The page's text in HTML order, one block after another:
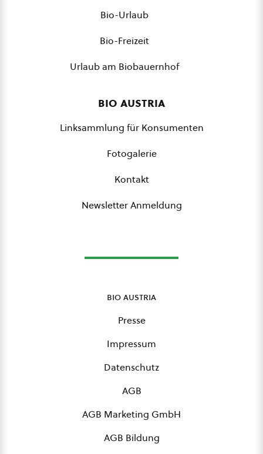
Bio-Urlaub
Bio-Freizeit
Urlaub am Biobauernhof
bio austria
Linksammlung für Konsumenten
Fotogalerie
Kontakt
Newsletter Anmeldung
bio austria
Presse
Impressum
Datenschutz
AGB
AGB Marketing GmbH
AGB Bildung